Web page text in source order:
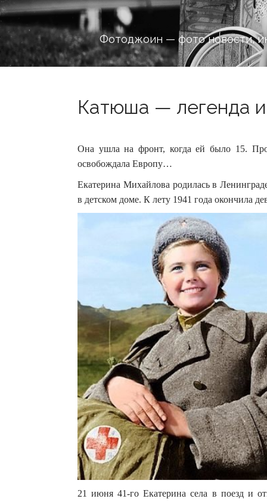
Фотоджоин — фото новости,
Катюша — легенда
Она ушла на фронт, когда ей было 15.
освобождала Европу…
Екатерина Михайлова родилась в
в детском доме. К лету 1941 года окончила
21 июня 41-го Екатерина села в поезд и